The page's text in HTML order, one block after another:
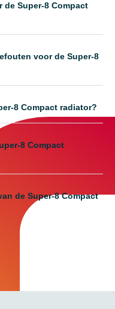
de Super-8 Compact
voor de Super-8
8 Compact radiator?
8 Compact
de Super-8 Compact